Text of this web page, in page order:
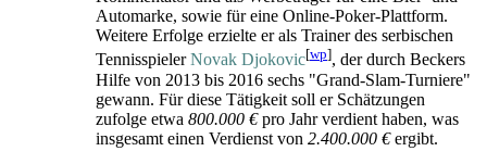
Auto­marke, sowie für eine Online-Poker-Plattform.
Weitere Erfolge erzielte er als Trainer des serbischen
Tennis­spielerNovak Djokovic[wp], der durch Beckers
Hilfe von 2013 bis 2016 sechs "Grand-Slam-Turniere"
gewann. Für diese Tätigkeit soll er Schätzungen
zufolge etwa 800.000 €pro Jahr verdient haben, was
insgesamt einen Verdienst von 2.400.000 €ergibt.